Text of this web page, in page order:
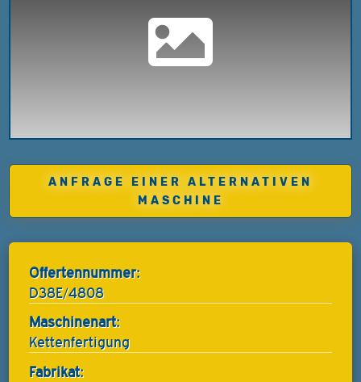
ANFRAGE EINER ALTERNATIVEN
MASCHINE
Offertennummer:
D38E/4808
Maschinenart:
Kettenfertigung
Fabrikat: